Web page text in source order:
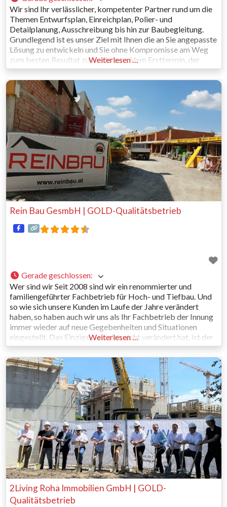
Wir sind Ihr verlässlicher, kompetenter Partner rund um die
Themen Entwurfsplan, Einreichplan, Polier- und
Detailplanung, Ausschreibung bis hin zur Baubegleitung.
Grundlegend ist es unser Ziel mit Ihnen die an Sie angepasste
Lösung zu entwickeln und Sie ohne Kompromisse am Weg
zum besten Resultat zu begleiten. Vom Ersttermin, der
Beratung, der Projektimitierung, über diverse
Planungsphasen bis hin zur Ausschreibung und
Weiterlesen …
Rein Bau GesmbH | GOLD-Qualitätsbetrieb
Gerade geschlossen:
Wer sind wir Seit 2008 sind wir ein renommierter und
familiengeführter Fachbetrieb für Hoch- und Tiefbau. Und
so wie sich unsere Kunden im Laufe der Jahre verändert
haben, so haben auch wir uns als Ihr Fachbetrieb der Innung
immer wieder auf neue Gegebenheiten und Situationen
eingestellt. Das Einzige, was sich nicht verändert hat, ist der
hohe Qualitätsanspruch, den wir uns
Weiterlesen …
2Living Roha Immobilien GmbH | GOLD-
Qualitätsbetrieb